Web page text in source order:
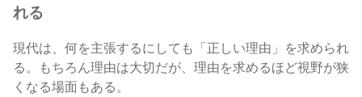
れる
現代は、何を主張するにしても「正しい理由」を求められ
る。もちろん理由は大切だが、理由を求めるほど視野が狭
くなる場面もある。